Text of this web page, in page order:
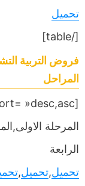
تحميل
[/table]
فروض التربية
المراحل
[table sort= »desc,asc »]
المرحلة
الرابعة
تحميل,تحميل,